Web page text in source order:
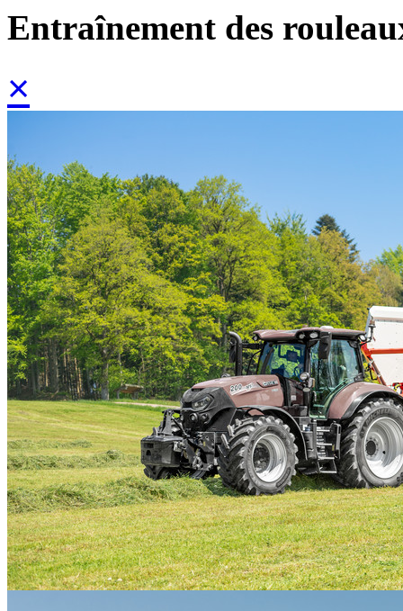
Entraînement des
×